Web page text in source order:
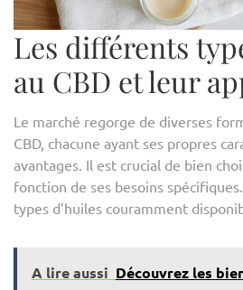
Les différents
au CBD et leur
Le marché regorge de diverses
CBD, chacune ayant ses propres
avantages. Il est crucial de bien
fonction de ses besoins
types d’huiles couramment
A lire aussi Découvrez les